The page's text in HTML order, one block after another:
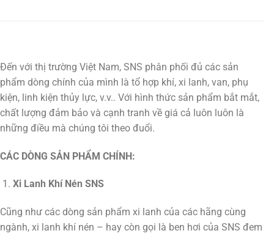
Đến với thị trường Việt Nam, SNS phân phối đủ các sản
phẩm dòng chính của mình là tổ hợp khí, xi lanh, van, phụ
kiện, linh kiện thủy lực, v.v.. Với hình thức sản phẩm bắt mắt,
chất lượng đảm bảo và cạnh tranh về giá cả luôn luôn là
những điều mà chúng tôi theo đuổi.
CÁC DÒNG SẢN PHẨM CHÍNH:
Xi Lanh Khí Nén SNS
Cũng như các dòng sản phẩm xi lanh của các hãng cùng
ngành, xi lanh khí nén – hay còn gọi là ben hơi của SNS đem